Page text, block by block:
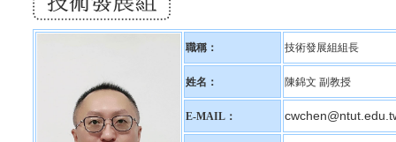
職稱： 技術發展組組長
姓名： 陳錦文 副教授
E-MAIL：